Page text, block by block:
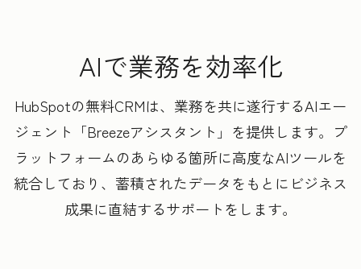
AIで業務を効率化
HubSpotの無料CRMは、業務を共に遂行するAIエー
ジェント「Breezeアシスタント」を提供します。プ
ラットフォームのあらゆる箇所に高度なAIツールを
統合しており、蓄積されたデータをもとにビジネス
成果に直結するサポートをします。